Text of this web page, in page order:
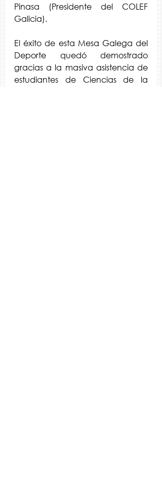
Pinasa (Presidente del COLEF
Galicia).
El éxito de esta Mesa Galega del
Deporte quedó demostrado
gracias a la masiva asistencia de
estudiantes de Ciencias de la